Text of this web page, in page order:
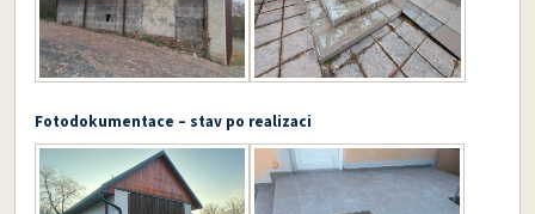
Fotodokumentace – stav po realizaci